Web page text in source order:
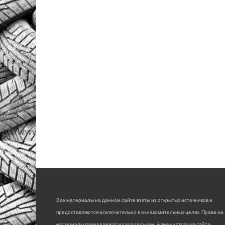
Все материалы на данном сайте взяты из открытых источников и
предоставляются исключительно в ознакомительных целях. Права на